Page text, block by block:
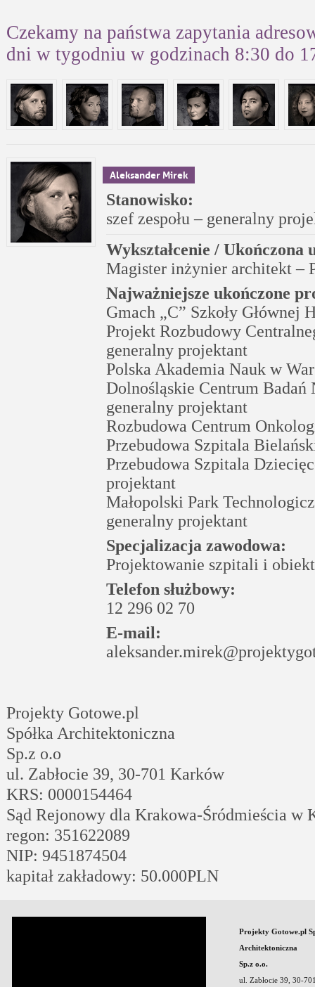
Czekamy na państwa zapytania
dni w tygodniu w godzinach 8:30 do
Aleksander Mirek
Stanowisko:
szef zespołu – generalny
Wykształcenie / Ukończona
Magister inżynier architekt –
Najważniejsze ukończone
Gmach „C” Szkoły Głównej
Projekt Rozbudowy
generalny projektant
Polska Akademia Nauk w
Dolnośląskie Centrum
generalny projektant
Rozbudowa Centrum
Przebudowa Szpitala
Przebudowa Szpitala
projektant
Małopolski Park
generalny projektant
Specjalizacja zawodowa:
Projektowanie szpitali i
Telefon służbowy:
12 296 02 70
E-mail:
Projekty Gotowe.pl
Spółka Architektoniczna
Sp.z o.o
ul. Zabłocie 39, 30-701 Karków
KRS: 0000154464
Sąd Rejonowy dla Krakowa-Śródmieścia w
regon: 351622089
NIP: 9451874504
kapitał zakładowy: 50.000PLN
Projekty Gotowe.pl
Architektoniczna
Sp.z o.o.
ul. Zabłocie 39, 30-